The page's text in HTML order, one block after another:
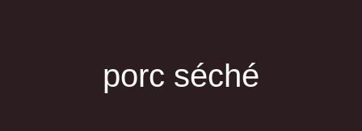
porc séché